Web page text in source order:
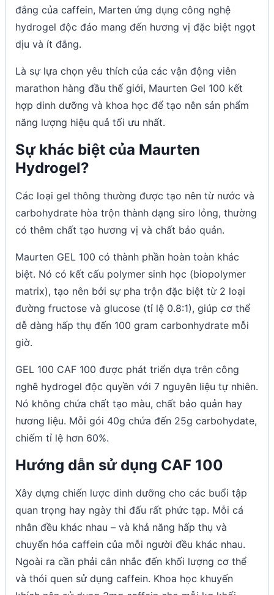
đắng của caffein, Marten ứng dụng công nghệ
hydrogel độc đáo mang đến hương vị đặc biệt ngọt
dịu và ít đắng.
Là sự lựa chọn yêu thích của các vận động viên
marathon hàng đầu thế giới, Maurten Gel 100 kết
hợp dinh dưỡng và khoa học để tạo nên sản phẩm
năng lượng hiệu quả tối ưu nhất.
Sự khác biệt của Maurten
Hydrogel?
Các loại gel thông thường được tạo nên từ nước và
carbohydrate hòa trộn thành dạng siro lỏng, thường
có thêm chất tạo hương vị và chất bảo quản.
Maurten GEL 100 có thành phần hoàn toàn khác
biệt. Nó có kết cấu polymer sinh học (biopolymer
matrix), tạo nên bởi sự pha trộn đặc biệt từ 2 loại
đường fructose và glucose (tỉ lệ 0.8:1), giúp cơ thể
dễ dàng hấp thụ đến 100 gram carbonhydrate mỗi
giờ.
GEL 100 CAF 100 được phát triển dựa trên công
nghê hydrogel độc quyền với 7 nguyên liệu tự nhiên.
Nó không chứa chất tạo màu, chất bảo quản hay
hương liệu. Mỗi gói 40g chứa đến 25g carbohydate,
chiếm tỉ lệ hơn 60%.
Hướng dẫn sử dụng CAF 100
Xây dựng chiến lược dinh dưỡng cho các buổi tập
quan trọng hay ngày thi đấu rất phức tạp. Mỗi cá
nhân đều khác nhau – và khả năng hấp thụ và
chuyển hóa caffein của mỗi người đều khác nhau.
Ngoài ra cần phải cân nhắc đến khối lượng cơ thể
và thói quen sử dụng caffein. Khoa học khuyến